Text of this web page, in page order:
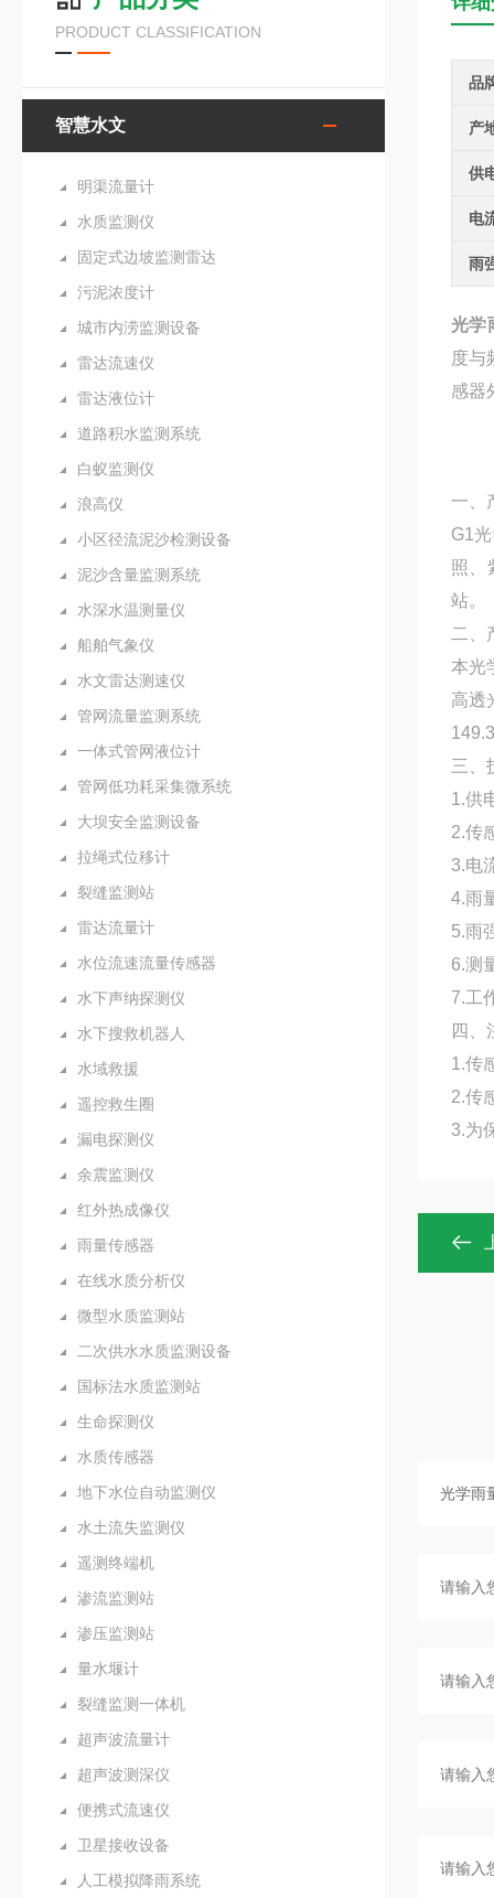
PRODUCT CLASSIFICATION
智慧水文
明渠流量计
水质监测仪
固定式边坡监测雷达
污泥浓度计
城市内涝监测设备
雷达流速仪
雷达液位计
道路积水监测系统
白蚁监测仪
浪高仪
小区径流泥沙检测设备
泥沙含量监测系统
水深水温测量仪
船舶气象仪
水文雷达测速仪
管网流量监测系统
一体式管网液位计
管网低功耗采集微系统
大坝安全监测设备
拉绳式位移计
裂缝监测站
雷达流量计
水位流速流量传感器
水下声纳探测仪
水下搜救机器人
水域救援
遥控救生圈
漏电探测仪
余震监测仪
红外热成像仪
雨量传感器
在线水质分析仪
微型水质监测站
二次供水水质监测设备
国标法水质监测站
生命探测仪
水质传感器
地下水位自动监测仪
水土流失监测仪
遥测终端机
渗流监测站
渗压监测站
量水堰计
裂缝监测一体机
超声波流量计
超声波测深仪
便携式流速仪
卫星接收设备
人工模拟降雨系统
品
产
供
电
雨
光学
度与
感器
一、
G1
照、
站。
二、
本光
高透
三、
1.供
2.传
3.电
4.雨
5.雨
6.测
7.工
四、
1.传
2.传
3.为